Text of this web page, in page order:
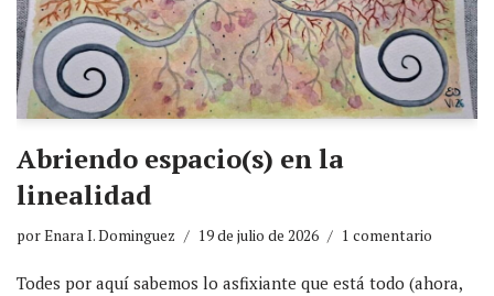
Abriendo espacio(s) en la
linealidad
porEnara I. Dominguez 19 de julio de 2026 1 comentario
Todes por aquí sabemos lo asfixiante que está todo (ahora,